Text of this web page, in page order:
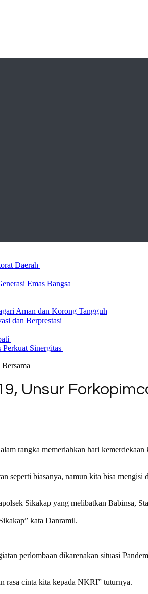
Daerah
Emas Bangsa
Aman dan Korong Tangguh
dan Berprestasi
Sinergitas
Unsur
rangka memeriahkan hari
biasanya, namun kita bisa
Sikakap yang melibatkan Babinsa,
kata Danramil.
perlombaan dikarenakan situasi
rasa cinta kita kepada NKRI” tuturnya.